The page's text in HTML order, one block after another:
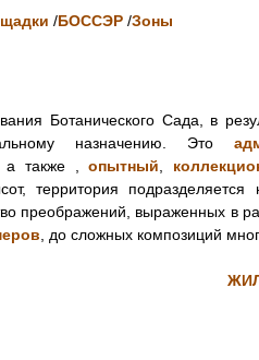
/БОССЭР /Зоны
Ботанического Сада, в
назначению. Это
а также ,опытный
территория
преображений, выраженных в
, до сложных композиций